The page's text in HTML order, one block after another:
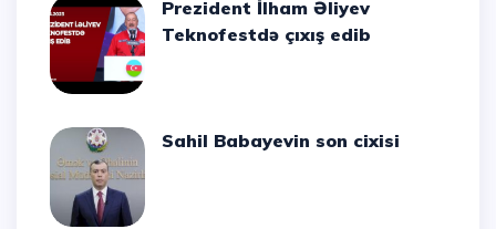
Prezident İlham Əliyev
Teknofestdə çıxış edib
Sahil Babayevin son cixisi